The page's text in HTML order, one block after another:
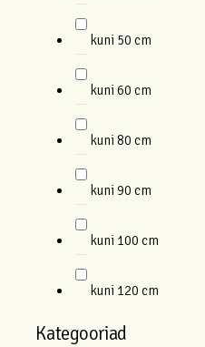
kuni 50 cm
kuni 60 cm
kuni 80 cm
kuni 90 cm
kuni 100 cm
kuni 120 cm
Kategooriad